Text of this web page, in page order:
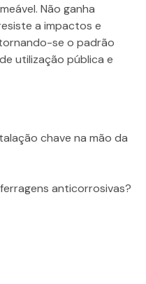
Não ganha
a impactos e
se o padrão
utilização pública e
chave na mão da
anticorrosivas?